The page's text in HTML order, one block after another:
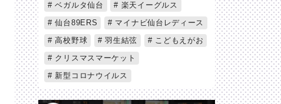
ベガルタ仙台
楽天イーグルス
仙台89ERS
マイナビ仙台レディース
高校野球
羽生結弦
こどもえがお
クリスマスマーケット
新型コロナウイルス